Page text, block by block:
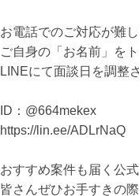
お電話でのご対応が難
ご自身の「お名前」を
LINEにて面談日を調整
ID：@664mekex
https://lin.ee/ADLrNaQ
おすすめ案件も届く公
皆さんぜひお手すきの